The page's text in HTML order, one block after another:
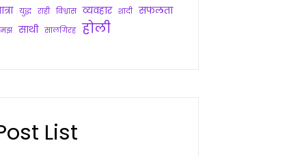
युद्ध राही विश्वास व्यवहार शादी सफलता
साथी सालगिरह होली
List